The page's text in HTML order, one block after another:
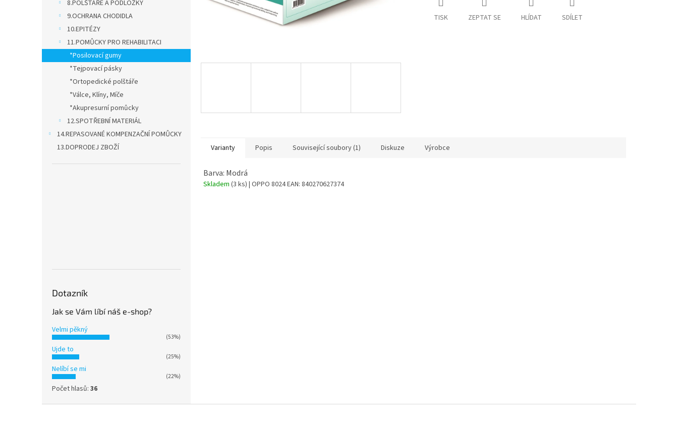
8.POLŠTÁŘE A PODLOŽKY
9.OCHRANA CHODIDLA
10.EPITÉZY
11.POMŮCKY PRO REHABILITACI
*Posilovací gumy
*Tejpovací pásky
*Ortopedické polštáře
*Válce, Klíny, Míče
*Akupresurní pomůcky
12.SPOTŘEBNÍ MATERIÁL
14.REPASOVANÉ KOMPENZAČNÍ POMŮCKY
13.DOPRODEJ ZBOŽÍ
Dotazník
Jak se Vám líbí náš e-shop?
Velmi pěkný
(53%)
Ujde to
(25%)
Nelíbí se mi
(22%)
Počet hlasů: 36
TISK ZEPTAT SE HLÍDAT SDÍLET
Varianty Popis Související soubory (1) Diskuze Výrobce
Barva: Modrá
Skladem (3 ks) | OPPO 8024EAN: 840270627374